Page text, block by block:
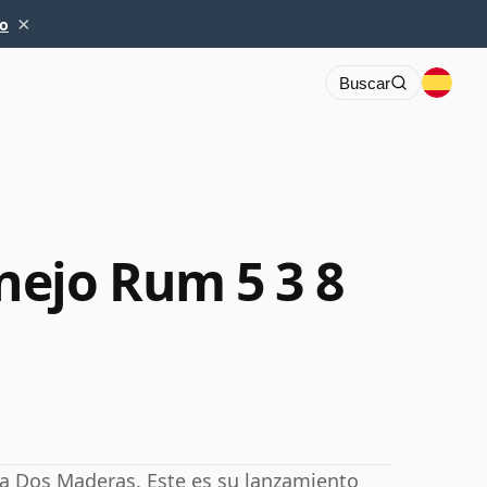
×
Buscar
Rum 5 3 8
Maderas. Este es su lanzamiento